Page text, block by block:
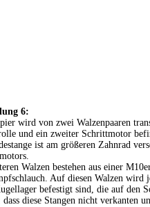
6:
wird von zwei Walzenpaaren
und ein zweiter Schrittmotor
ist am größeren Zahnrad
Walzen bestehen aus einer
Auf diesen Walzen wird
befestigt sind, die auf den
dass diese Stangen nicht verkanten